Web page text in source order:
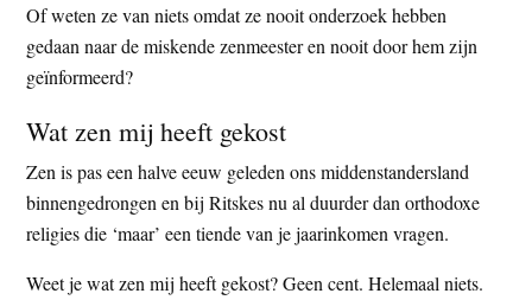
Of weten ze van niets omdat ze nooit onderzoek hebben
gedaan naar de miskende zenmeester en nooit door hem zijn
geïnformeerd?
Wat zen mij heeft gekost
Zen is pas een halve eeuw geleden ons middenstandersland
binnengedrongen en bij Ritskes nu al duurder dan orthodoxe
religies die ‘maar’ een tiende van je jaarinkomen vragen.
Weet je wat zen mij heeft gekost? Geen cent. Helemaal niets.